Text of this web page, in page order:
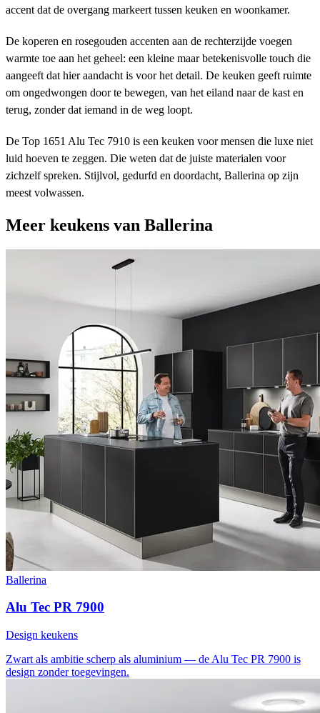
accent dat de overgang markeert tussen keuken en woonkamer.
De koperen en rosegouden accenten aan de rechterzijde voegen
warmte toe aan het geheel: een kleine maar betekenisvolle touch die
aangeeft dat hier aandacht is voor het detail. De keuken geeft ruimte
om ongedwongen door te bewegen, van het eiland naar de kast en
terug, zonder dat iemand in de weg loopt.
De Top 1651 Alu Tec 7910 is een keuken voor mensen die luxe niet
luid hoeven te zeggen. Die weten dat de juiste materialen voor
zichzelf spreken. Stijlvol, gedurfd en doordacht, Ballerina op zijn
meest volwassen.
Meer keukens van Ballerina
Ballerina
Alu Tec PR 7900
Design keukens
Zwart als ambitie scherp als aluminium — de Alu Tec PR 7900 is
design zonder toegevingen.